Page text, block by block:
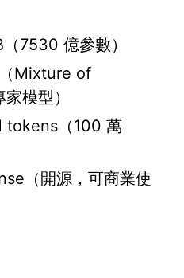
7530 億參數）
Mixture of
模型）
tokens（100 萬
（開源，可商業使